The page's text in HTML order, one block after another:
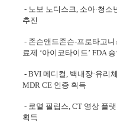
- 노보 노디스크, 소아·청소
추진
- 존슨앤드존슨-프로타고
료제 ‘아이코타이드’ FDA 승
- BVI 메디컬, 백내장·유리
MDR CE 인증 획득
- 로열 필립스, CT 영상 플
획득